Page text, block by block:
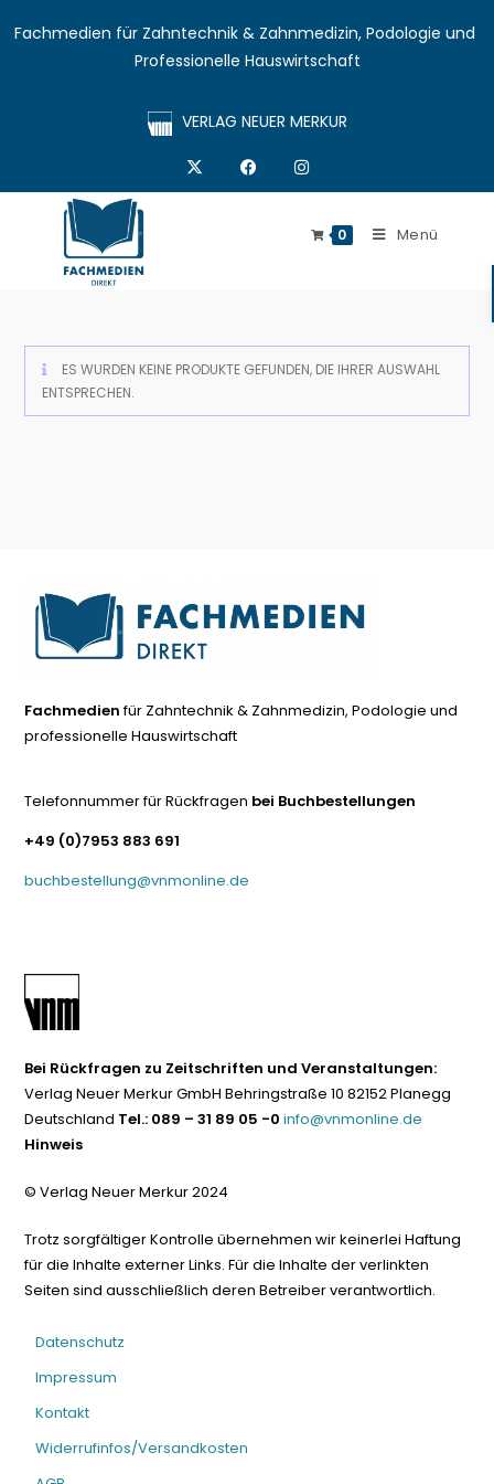
Fachmedien für Zahntechnik & Zahnmedizin, Podologie und
Professionelle Hauswirtschaft
VERLAG NEUER MERKUR
0 Menü
ES WURDEN KEINE PRODUKTE GEFUNDEN, DIE IHRER AUSWAHL
ENTSPRECHEN.
Fachmedienfür Zahntechnik & Zahnmedizin, Podologie und
professionelle Hauswirtschaft
Telefonnummer für Rückfragen bei Buchbestellungen
+49 (0)7953 883 691
buchbestellung@vnmonline.de
Bei Rückfragen zu Zeitschriften und Veranstaltungen:
Verlag Neuer Merkur GmbH Behringstraße 10 82152 Planegg
Deutschland Tel.: 089 – 31 89 05 -0 info@vnmonline.de
Hinweis
© Verlag Neuer Merkur 2024
Trotz sorgfältiger Kontrolle übernehmen wir keinerlei Haftung
für die Inhalte externer Links. Für die Inhalte der verlinkten
Seiten sind ausschließlich deren Betreiber verantwortlich.
Datenschutz
Impressum
Kontakt
Widerrufinfos/Versandkosten